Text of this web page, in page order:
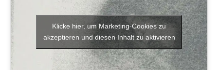
Klicke hier, um Marketing-Cookies zu
akzeptieren und diesen Inhalt zu aktivieren